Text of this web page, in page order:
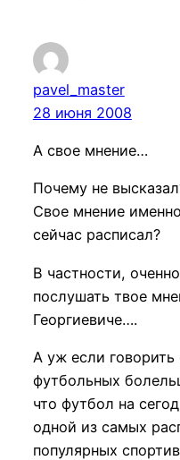
pavel_master
28 июня 2008
А свое мнение…
Почему не
Свое мнение
сейчас расписал?
В частности,
послушать твое
Георгиевиче….
А уж если
футбольных
что футбол на
одной из самых
популярных